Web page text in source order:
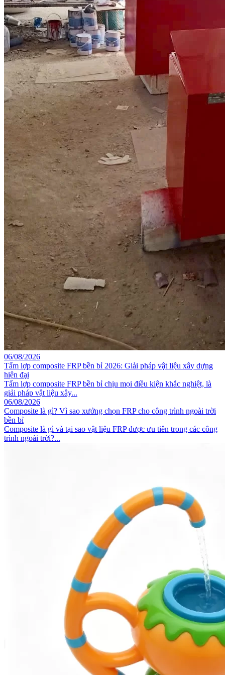
06/08/2026
Tấm lợp composite FRP bền bỉ 2026: Giải pháp vật liệu xây dựng
hiện đại
Tấm lợp composite FRP bền bỉ chịu mọi điều kiện khắc nghiệt, là
giải pháp vật liệu xây...
06/08/2026
Composite là gì? Vì sao xưởng chọn FRP cho công trình ngoài trời
bền bỉ
Composite là gì và tại sao vật liệu FRP được ưu tiên trong các công
trình ngoài trời?...